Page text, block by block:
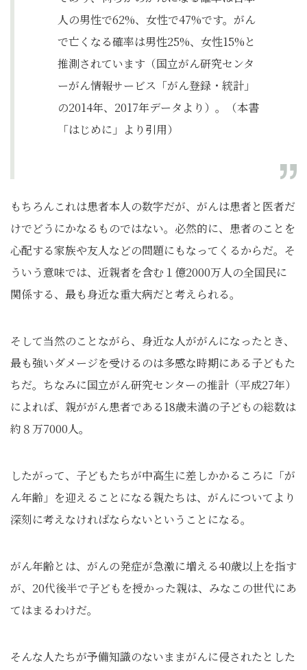
人の男性で62%、女性で47%です。がん
で亡くなる確率は男性25%、女性15%と
推測されています（国立がん研究センタ
ーがん情報サービス「がん登録・統計」
の2014年、2017年データより）。（本書
「はじめに」より引用）
もちろんこれは患者本人の数字だが、がんは患者と医者だ
けでどうにかなるものではない。必然的に、患者のことを
心配する家族や友人などの問題にもなってくるからだ。そ
ういう意味では、近親者を含む１億2000万人の全国民に
関係する、最も身近な重大病だと考えられる。
そして当然のことながら、身近な人ががんになったとき、
最も強いダメージを受けるのは多感な時期にある子どもた
ちだ。ちなみに国立がん研究センターの推計（平成27年）
によれば、親ががん患者である18歳未満の子どもの総数は
約８万7000人。
したがって、子どもたちが中高生に差しかかるころに「が
ん年齢」を迎えることになる親たちは、がんについてより
深刻に考えなければならないということになる。
がん年齢とは、がんの発症が急激に増える40歳以上を指す
が、20代後半で子どもを授かった親は、みなこの世代にあ
てはまるわけだ。
そんな人たちが予備知識のないままがんに侵されたとした